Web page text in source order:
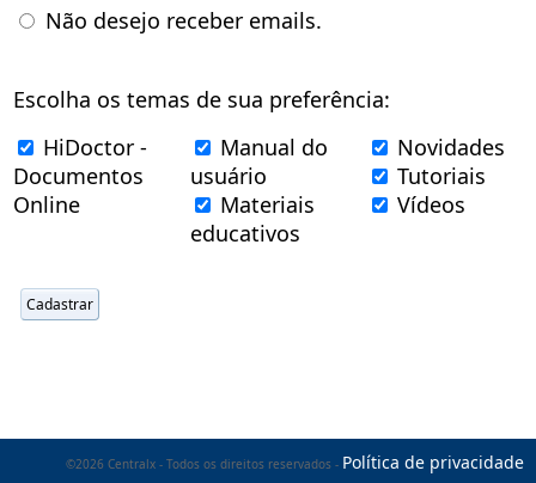
Não desejo receber emails.
Escolha os temas de sua preferência:
HiDoctor -
Documentos
Online
Manual do
usuário
Materiais
educativos
Novidades
Tutoriais
Vídeos
©2026 Centralx - Todos os direitos reservados - Política de privacidade